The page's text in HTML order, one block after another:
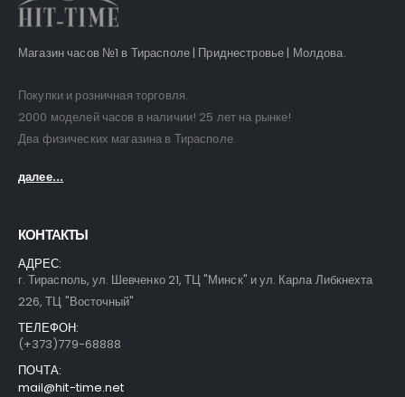
Магазин часов №1 в Тирасполе | Приднестровье | Молдова.
Покупки и розничная торговля.
2000 моделей часов в наличии! 25 лет на рынке!
Два физических магазина в Тирасполе.
далее...
КОНТАКТЫ
АДРЕС:
г. Тирасполь, ул. Шевченко 21, ТЦ "Минск" и ул. Карла Либкнехта
226, ТЦ "Восточный"
ТЕЛЕФОН:
(+373)779-68888
ПОЧТА:
mail@hit-time.net